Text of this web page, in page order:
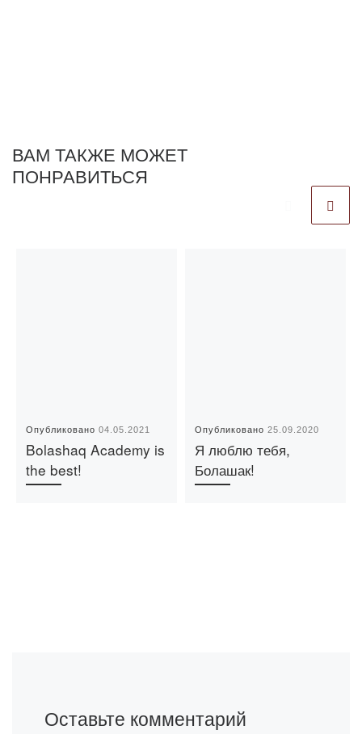
ВАМ ТАКЖЕ МОЖЕТ
ПОНРАВИТЬСЯ
Опубликовано04.05.2021
Bolashaq Academy is
the best!
Опубликовано25.09.2020
Я люблю тебя,
Болашак!
Оставьте комментарий